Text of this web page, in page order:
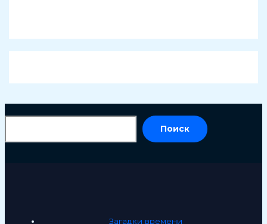
Поиск
Загадки времени